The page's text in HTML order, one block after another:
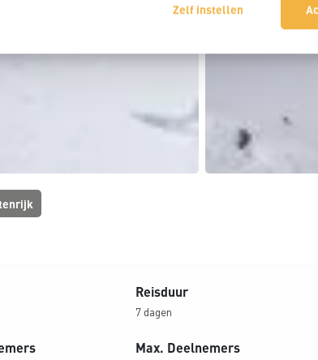
Zelf instellen
Reisduur
7 dagen
Max. Deelnemers